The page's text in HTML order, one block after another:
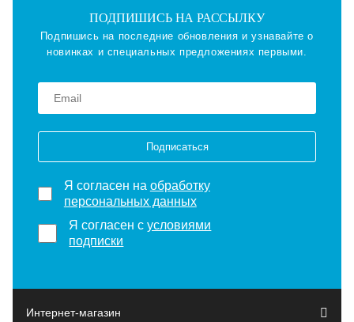
ПОДПИШИСЬ НА РАССЫЛКУ
Подпишись на последние обновления и узнавайте о
новинках и специальных предложениях первыми.
Подписаться
Я согласен на обработку
персональных данных
Я согласен сусловиями
подписки
Интернет-магазин